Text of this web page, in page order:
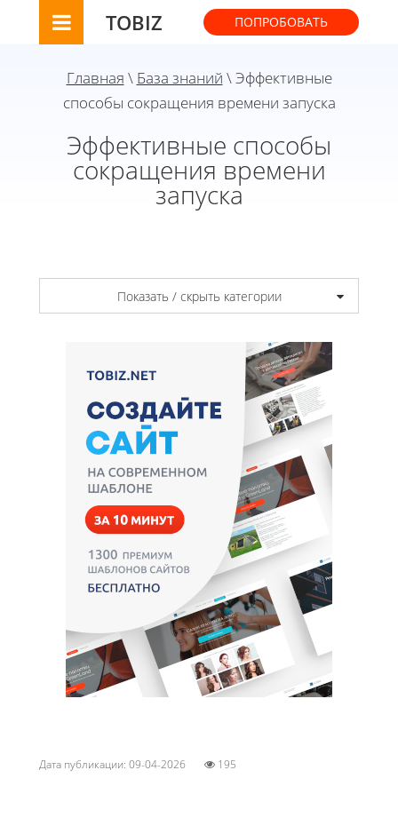
TOBIZ ПОПРОБОВАТЬ
Главная \ База знаний \ Эффективные
способы сокращения времени запуска
Эффективные способы
сокращения времени
запуска
Показать / скрыть категории
Дата публикации: 09-04-2026 195